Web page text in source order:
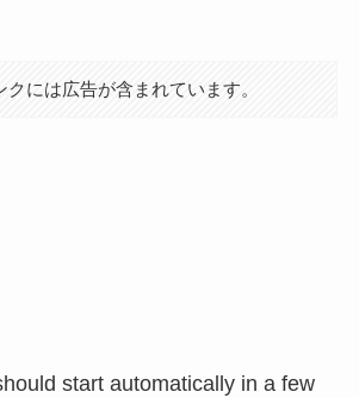
クには広告が含まれています。
start automatically in a few